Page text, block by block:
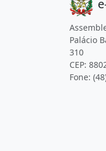
Palácio
310
CEP:
Fone: